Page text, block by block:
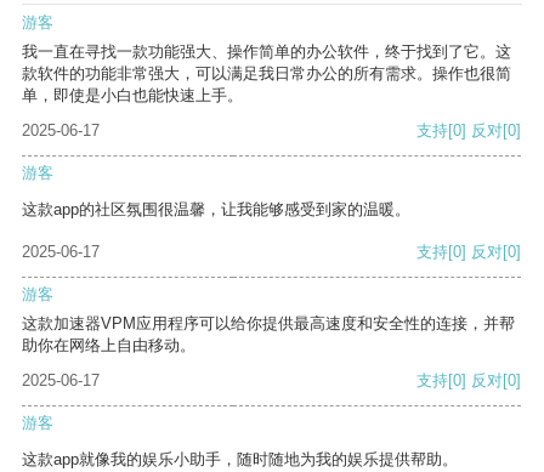
游客
我一直在寻找一款功能强大、操作简单的办公软件，终于找到了它。这
款软件的功能非常强大，可以满足我日常办公的所有需求。操作也很简
单，即使是小白也能快速上手。
2025-06-17
支持[0] 反对[0]
游客
这款app的社区氛围很温馨，让我能够感受到家的温暖。
2025-06-17 支持[0] 反对[0]
游客
这款加速器VPM应用程序可以给你提供最高速度和安全性的连接，并帮
助你在网络上自由移动。
2025-06-17
支持[0] 反对[0]
游客
这款app就像我的娱乐小助手，随时随地为我的娱乐提供帮助。